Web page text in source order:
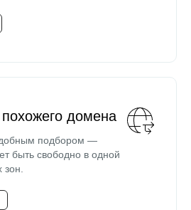
похожего домена
подбором —
быть свободно в одной